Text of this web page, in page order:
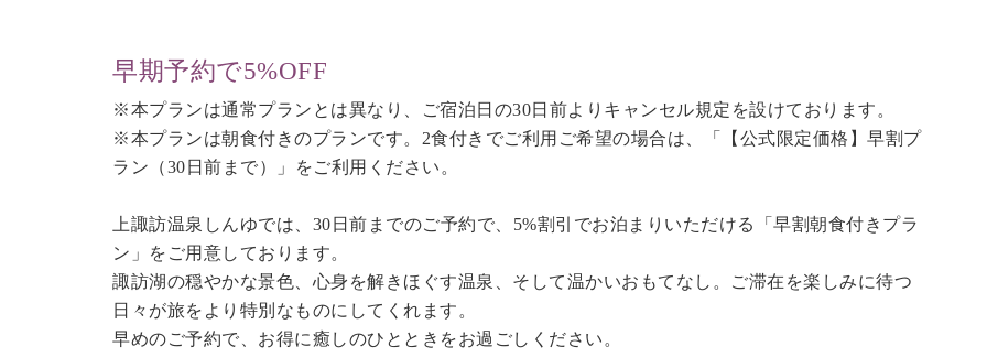
早期予約で5%OFF
※本プランは通常プランとは異なり、ご宿泊日の30日前よりキャンセル規定を設けております。
※本プランは朝食付きのプランです。2食付きでご利用ご希望の場合は、「
【公式限定価格】早割プ
ラン（30日前まで）
」をご利用ください。
上諏訪温泉しんゆでは、30日前までのご予約で、5%割引でお泊まりいただける「早割朝食付きプラ
ン」をご用意しております。
諏訪湖の穏やかな景色、心身を解きほぐす温泉、そして温かいおもてなし。ご滞在を楽しみに待つ
日々が旅をより特別なものにしてくれます。
早めのご予約で、お得に癒しのひとときをお過ごしください。